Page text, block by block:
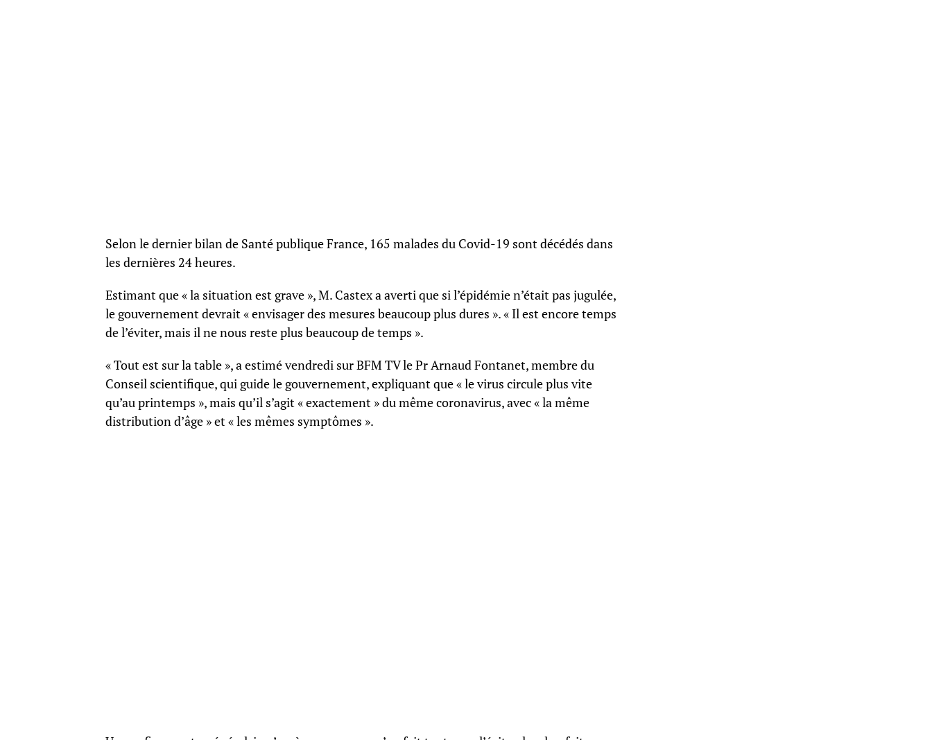
Selon le dernier bilan de Santé publique France, 165 malades du Covid-19 sont décédés dans
les dernières 24 heures.
Estimant que « la situation est grave », M. Castex a averti que si l’épidémie n’était pas jugulée,
le gouvernement devrait « envisager des mesures beaucoup plus dures ». « Il est encore temps
de l’éviter, mais il ne nous reste plus beaucoup de temps ».
« Tout est sur la table », a estimé vendredi sur BFM TV le Pr Arnaud Fontanet, membre du
Conseil scientifique, qui guide le gouvernement, expliquant que « le virus circule plus vite
qu’au printemps », mais qu’il s’agit « exactement » du même coronavirus, avec « la même
distribution d’âge » et « les mêmes symptômes ».